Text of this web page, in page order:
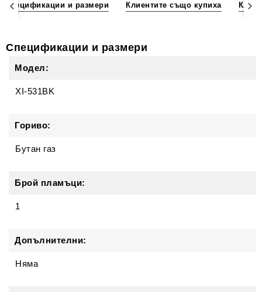
Спецификации и размери Клиентите също купиха
Спецификации и размери
Модел:
XI-531BK
Гориво:
Бутан газ
Брой пламъци:
1
Допълнителни:
Няма